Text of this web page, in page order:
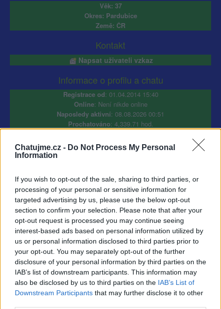
Chatujme.cz - Do Not Process My Personal
Information
If you wish to opt-out of the sale, sharing to third parties, or
processing of your personal or sensitive information for
targeted advertising by us, please use the below opt-out
section to confirm your selection. Please note that after your
opt-out request is processed you may continue seeing
interest-based ads based on personal information utilized by
us or personal information disclosed to third parties prior to
your opt-out. You may separately opt-out of the further
disclosure of your personal information by third parties on the
IAB’s list of downstream participants. This information may
also be disclosed by us to third parties on the IAB’s List of
Downstream Participants that may further disclose it to other
Věk: 37
Okres: Pardubice
Země: ČR
Kontakt
Napsat uživateli vzkaz
Informace o profilu a chatu
Registrace od: 01.04.2014 15:40
Online: Není nikde online
Naposledy aktivní: 08.08.2026 00:51
Prochatováno: 4,339.71 hod.
Profil zobrazen
: 5840x
Sledované diskuze
: Informace pro uživatele
nesrat se s tim